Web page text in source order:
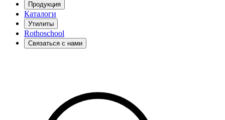
Продукция
Каталоги
Утилиты
Rothoschool
Связаться с нами